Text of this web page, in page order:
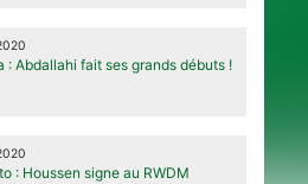
: Abdallahi fait ses grands débuts !
: Houssen signe au RWDM